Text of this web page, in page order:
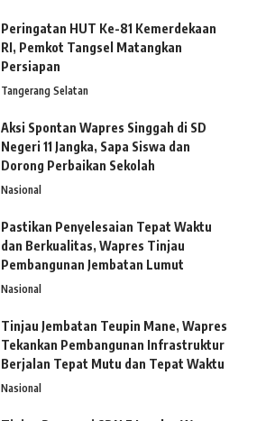
Peringatan HUT Ke-81 Kemerdekaan
RI, Pemkot Tangsel Matangkan
Persiapan
Tangerang Selatan
Aksi Spontan Wapres Singgah di SD
Negeri 11 Jangka, Sapa Siswa dan
Dorong Perbaikan Sekolah
Nasional
Pastikan Penyelesaian Tepat Waktu
dan Berkualitas, Wapres Tinjau
Pembangunan Jembatan Lumut
Nasional
Tinjau Jembatan Teupin Mane, Wapres
Tekankan Pembangunan Infrastruktur
Berjalan Tepat Mutu dan Tepat Waktu
Nasional